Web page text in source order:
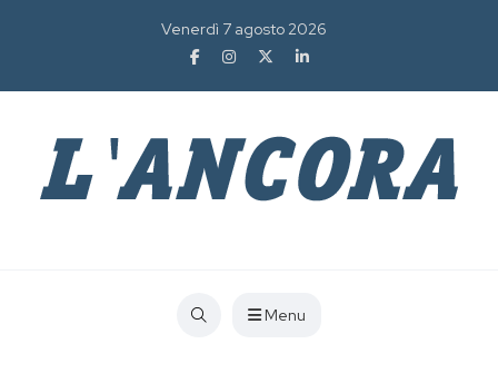
Venerdì 7 agosto 2026
Menu